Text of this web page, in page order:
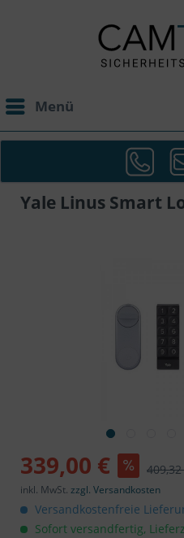
Menü
Yale Linus Smart
339,00 €
inkl. MwSt. zzgl. Versandkosten
Versandkostenfreie
Sofort versandfertig,